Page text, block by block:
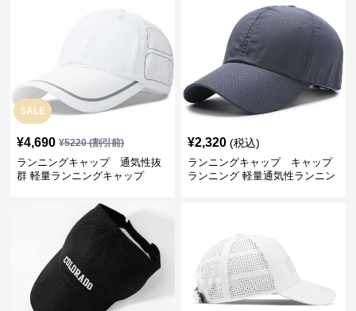
SALE
¥4,690 ¥5220(割引前)
ランニングキャップ 通気性抜
群 軽量ランニングキャップ
¥2,320 (税込)
ランニングキャップ キャップ
ランニング 軽量通気性ランニン